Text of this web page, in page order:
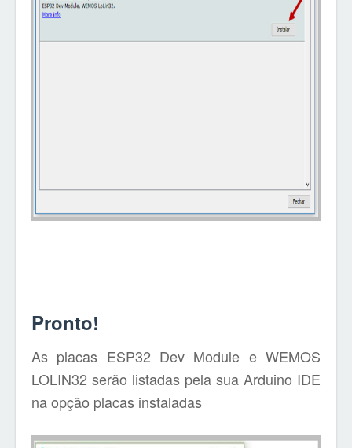
Pronto!
As placas ESP32 Dev Module e WEMOS
LOLIN32 serão listadas pela sua Arduino IDE
na opção placas instaladas